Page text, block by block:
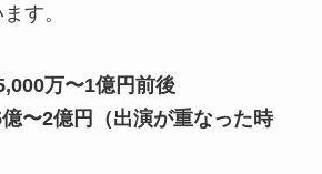
す。
万〜1億円前後
〜2億円（出演が重なった時